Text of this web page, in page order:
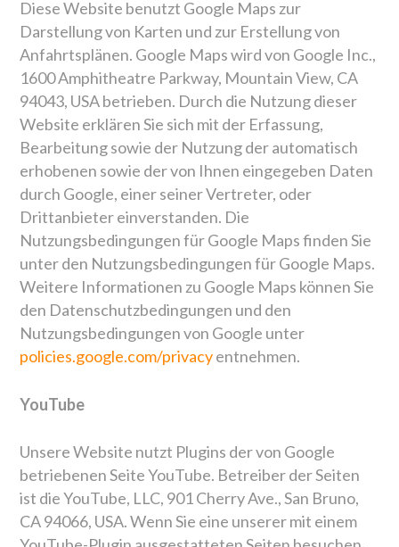
Diese Website benutzt Google Maps zur
Darstellung von Karten und zur Erstellung von
Anfahrtsplänen. Google Maps wird von Google Inc.,
1600 Amphitheatre Parkway, Mountain View, CA
94043, USA betrieben. Durch die Nutzung dieser
Website erklären Sie sich mit der Erfassung,
Bearbeitung sowie der Nutzung der automatisch
erhobenen sowie der von Ihnen eingegeben Daten
durch Google, einer seiner Vertreter, oder
Drittanbieter einverstanden. Die
Nutzungsbedingungen für Google Maps finden Sie
unter den Nutzungsbedingungen für Google Maps.
Weitere Informationen zu Google Maps können Sie
den Datenschutzbedingungen und den
Nutzungsbedingungen von Google unter
policies.google.com/privacyentnehmen.
YouTube
Unsere Website nutzt Plugins der von Google
betriebenen Seite YouTube. Betreiber der Seiten
ist die YouTube, LLC, 901 Cherry Ave., San Bruno,
CA 94066, USA. Wenn Sie eine unserer mit einem